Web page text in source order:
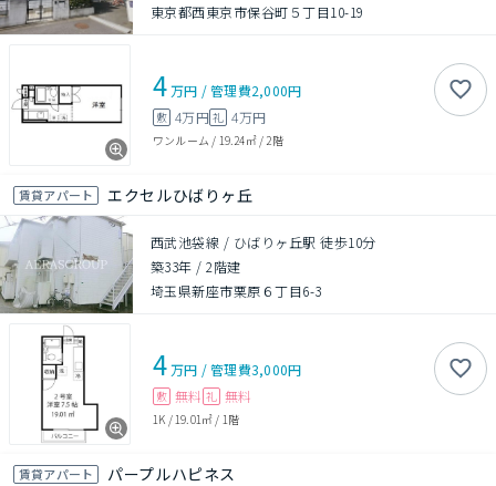
東京都西東京市保谷町５丁目10-19
4万円 /管理費2,000円
敷 4万円礼 4万円
ワンルーム / 19.24㎡/ 2階
賃貸アパート エクセルひばりヶ丘
西武池袋線 / ひばりヶ丘駅 徒歩10分
築33年 /2階建
埼玉県新座市栗原６丁目6-3
4万円 /管理費3,000円
敷 無料 礼 無料
1K / 19.01㎡ / 1階
賃貸アパート パープルハピネス